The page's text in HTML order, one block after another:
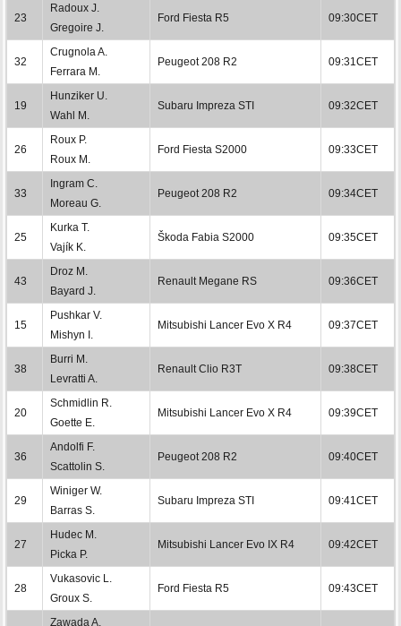
23
Radoux J.
Gregoire J.
Ford Fiesta R5 09:30CET
32
Crugnola A.
Ferrara M.
Peugeot 208 R2 09:31CET
19
Hunziker U.
Wahl M.
Subaru Impreza STI 09:32CET
26
Roux P.
Roux M.
Ford Fiesta S2000 09:33CET
33
Ingram C.
Moreau G.
Peugeot 208 R2 09:34CET
25
Kurka T.
Vajík K.
Škoda Fabia S2000 09:35CET
43
Droz M.
Bayard J.
Renault Megane RS 09:36CET
15
Pushkar V.
Mishyn I.
Mitsubishi Lancer Evo X R4 09:37CET
38
Burri M.
Levratti A.
Renault Clio R3T 09:38CET
20
Schmidlin R.
Goette E.
Mitsubishi Lancer Evo X R4 09:39CET
36
Andolfi F.
Scattolin S.
Peugeot 208 R2 09:40CET
29
Winiger W.
Barras S.
Subaru Impreza STI 09:41CET
27
Hudec M.
Picka P.
Mitsubishi Lancer Evo IX R4 09:42CET
28
Vukasovic L.
Groux S.
Ford Fiesta R5 09:43CET
Zawada A.